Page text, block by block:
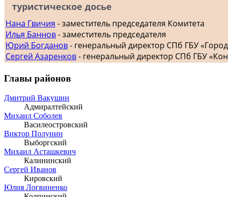
туристическое досье
Нана Гвичия - заместитель председателя Комитета
Илья Баннов- заместитель председателя
Юрий Богданов- генеральный директор СПб ГБУ
Сергей Азаренков- генеральный директор СПб ГБУ
Главы районов
Дмитрий Вакушин
Адмиралтейский
Михаил Соболев
Василеостровский
Виктор Полунин
Выборгский
Михаил Асташкевич
Калининский
Сергей Иванов
Кировский
Юлия Логвиненко